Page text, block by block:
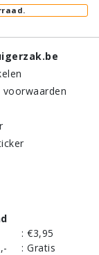
voorwaarden
: €3,95
: Gratis